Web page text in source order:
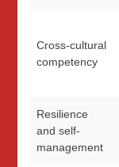
Cross-cultural
competency
Resilience
and self-
management